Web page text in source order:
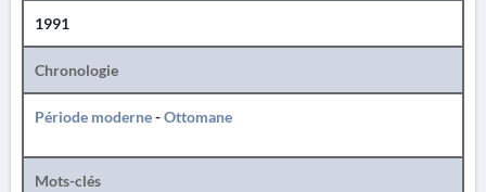
1991
Chronologie
Période moderne-Ottomane
Mots-clés